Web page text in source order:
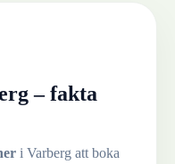
– fakta
i Varberg att boka